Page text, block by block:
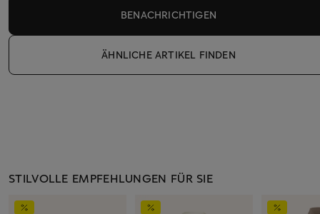
BENACHRICHTIGEN
ÄHNLICHE ARTIKEL FINDEN
STILVOLLE EMPFEHLUNGEN FÜR SIE